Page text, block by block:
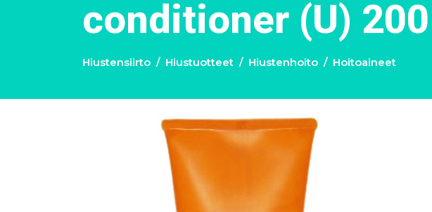
conditioner (U)
Hiustensiirto Hiustuotteet Hiustenhoito Hoitoaineet